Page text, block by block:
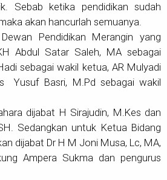
Sebab ketika pendidikan sudah
akan hancurlah semuanya.
Pendidikan Merangin yang
Abdul Satar Saleh, MA sebagai
sebagai wakil ketua, AR Mulyadi
Yusuf Basri, M.Pd sebagai wakil
dijabat H Sirajudin, M.Kes dan
Sedangkan untuk Ketua Bidang
dijabat Dr H M Joni Musa, Lc, MA,
Ampera Sukma dan pengurus